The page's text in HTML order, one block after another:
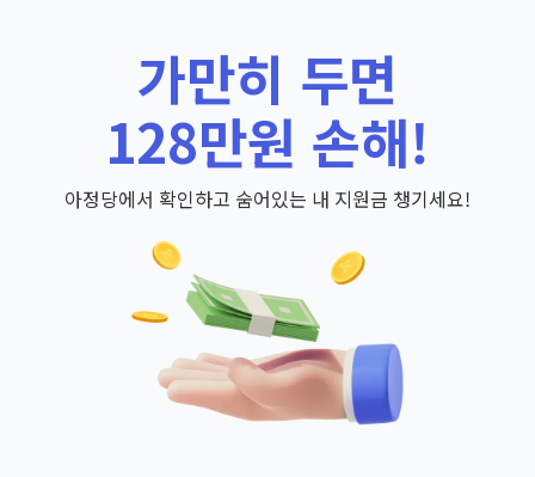
가만히 두면
128만원 손해!
아정당에서 확인하고 숨어있는 내 지원금 챙기세요!